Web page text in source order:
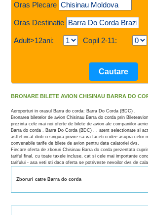
Oras Plecare
Oras Destinatie
Adult>12ani: Copil 2-11:
BRONARE BILETE AVION CHISINAU BARRA DO
Aeroporturi in orasul Barra do corda: Barra Do Corda (BDC) ,
Bronarea biletelor de avion Chisinau Barra do corda prin
prezinta cele mai noi oferte de bilete de avion ale companiilor
Barra do corda , Barra Do Corda (BDC) , , atent selectionate si
astfel incat dintr-o singura privire sa va faceti o idee asupra celor
convenabile tarife de bilete de avion pentru data calatoriei dvs.
Fiecare oferta de zboruri Chisinau Barra do corda prezentata
tariful final, cu toate taxele incluse, cat si cele mai importante
tarifului - asa veti sti daca oferta se potriveste nevoilor dvs de
Zboruri catre Barra do corda